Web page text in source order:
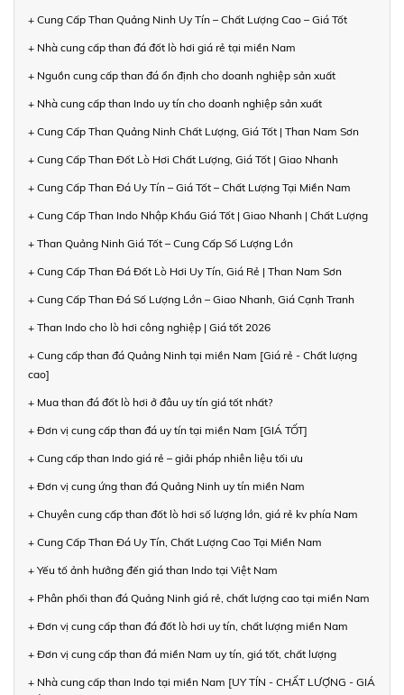
+ Cung Cấp Than Quảng Ninh Uy Tín – Chất Lượng Cao – Giá Tốt
+ Nhà cung cấp than đá đốt lò hơi giá rẻ tại miền Nam
+ Nguồn cung cấp than đá ổn định cho doanh nghiệp sản xuất
+ Nhà cung cấp than Indo uy tín cho doanh nghiệp sản xuất
+ Cung Cấp Than Quảng Ninh Chất Lượng, Giá Tốt | Than Nam Sơn
+ Cung Cấp Than Đốt Lò Hơi Chất Lượng, Giá Tốt | Giao Nhanh
+ Cung Cấp Than Đá Uy Tín – Giá Tốt – Chất Lượng Tại Miền Nam
+ Cung Cấp Than Indo Nhập Khẩu Giá Tốt | Giao Nhanh | Chất Lượng
+ Than Quảng Ninh Giá Tốt – Cung Cấp Số Lượng Lớn
+ Cung Cấp Than Đá Đốt Lò Hơi Uy Tín, Giá Rẻ | Than Nam Sơn
+ Cung Cấp Than Đá Số Lượng Lớn – Giao Nhanh, Giá Cạnh Tranh
+ Than Indo cho lò hơi công nghiệp | Giá tốt 2026
+ Cung cấp than đá Quảng Ninh tại miền Nam [Giá rẻ - Chất lượng
cao]
+ Mua than đá đốt lò hơi ở đâu uy tín giá tốt nhất?
+ Đơn vị cung cấp than đá uy tín tại miền Nam [GIÁ TỐT]
+ Cung cấp than Indo giá rẻ – giải pháp nhiên liệu tối ưu
+ Đơn vị cung ứng than đá Quảng Ninh uy tín miền Nam
+ Chuyên cung cấp than đốt lò hơi số lượng lớn, giá rẻ kv phía Nam
+ Cung Cấp Than Đá Uy Tín, Chất Lượng Cao Tại Miền Nam
+ Yếu tố ảnh hưởng đến giá than Indo tại Việt Nam
+ Phân phối than đá Quảng Ninh giá rẻ, chất lượng cao tại miền Nam
+ Đơn vị cung cấp than đá đốt lò hơi uy tín, chất lượng miền Nam
+ Đơn vị cung cấp than đá miền Nam uy tín, giá tốt, chất lượng
+ Nhà cung cấp than Indo tại miền Nam [UY TÍN - CHẤT LƯỢNG - GIÁ